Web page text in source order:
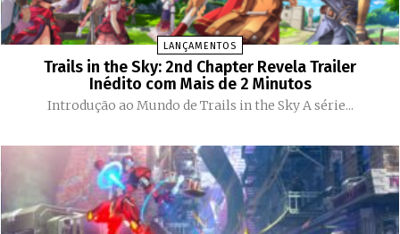
LANÇAMENTOS
Trails in the Sky: 2nd Chapter Revela Trailer
Inédito com Mais de 2 Minutos
Introdução ao Mundo de Trails in the Sky A série...